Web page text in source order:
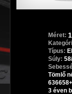
Méret:
Típus:
Súly:
Tömlő
3 éven